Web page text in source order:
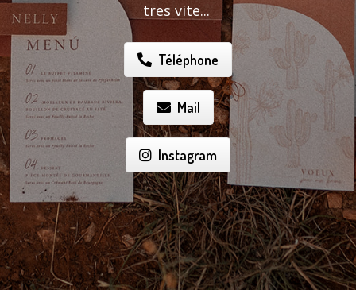
tres vite...
Téléphone
Mail
Instagram